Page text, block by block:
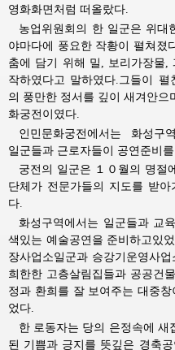
영화화면처럼 떠올랐다.
농업위원회의 한 일군은 위대
야마다에 풍요한 작황이 펼쳐졌
춤에 담기 위해 밀, 보리가장물,
작하였다고 말하였다.그들이
의 풍만한 정서를 깊이 새겨안
화궁전이였다.
인민문화궁전에서는 화성구
일군들과 근로자들이 공연준비
궁전의 일군은 １０월의 명절
단체가 전문가들의 지도를 받
다.
화성구역에서는 일군들과 교
색있는 예술공연을 준비하고있
장사업소일군과 승강기운영사
희한한 고층살림집들과 공공건
정과 환희를 잘 보여주는 대중
었다.
한 로동자는 당의 은정속에 새
된 기쁨과 긍지를 뜻깊은 경축